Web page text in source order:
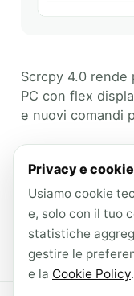
Scrcpy 4.0 rende
PC con flex
e nuovi comandi
Guide Tecniche
Tags
ADB ,
Sviluppo Android
Leave a
Privacy e cookie
Usiamo cookie
e, solo con il tuo
statistiche
gestire le
e la Cookie Policy.